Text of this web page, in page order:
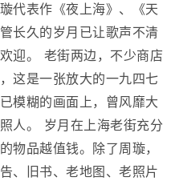
代表作《夜上海》、《天
长久的岁月已让歌声不清
迎。 老街两边，不少商店
这是一张放大的一九四七
模糊的画面上，曾风靡大
人。 岁月在上海老街充分
物品越值钱。除了周璇，
、旧书、老地图、老照片